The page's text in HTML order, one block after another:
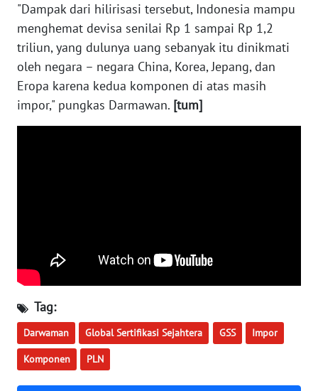
"Dampak dari hilirisasi tersebut, Indonesia mampu
menghemat devisa senilai Rp 1 sampai Rp 1,2
triliun, yang dulunya uang sebanyak itu dinikmati
oleh negara – negara China, Korea, Jepang, dan
Eropa karena kedua komponen di atas masih
impor," pungkas Darmawan. [tum]
Tag:
Darwaman Global Sertifikasi Sejahtera GSS Impor
Komponen PLN
DANAU
TOBA
WN
NIAS
WN
LANGKAT
LESUNG
WN
KARO
WN
SIMALUNGUN